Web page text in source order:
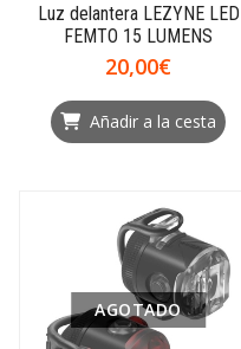
Luz delantera LEZYNE LED
FEMTO 15 LUMENS
20,00€
Añadir a la cesta
AGOTADO